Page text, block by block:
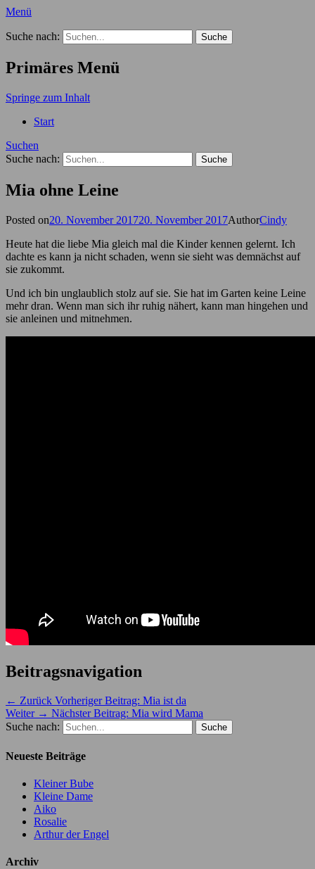
Menü
Der Hundekindergarten Blog
Suche nach:
Primäres Menü
Springe zum Inhalt
Start
Suchen
Suche nach:
Mia ohne Leine
Posted on20. November 201720. November 2017AuthorCindy
Heute hat die liebe Mia gleich mal die Kinder kennen gelernt. Ich
dachte es kann ja nicht schaden, wenn sie sieht was demnächst auf
sie zukommt.
Und ich bin unglaublich stolz auf sie. Sie hat im Garten keine Leine
mehr dran. Wenn man sich ihr ruhig nähert, kann man hingehen und
sie anleinen und mitnehmen.
Beitragsnavigation
← Zurück Vorheriger Beitrag: Mia ist da
Weiter → Nächster Beitrag: Mia wird Mama
Suche nach:
Neueste Beiträge
Kleiner Bube
Kleine Dame
Aiko
Rosalie
Arthur der Engel
Archiv